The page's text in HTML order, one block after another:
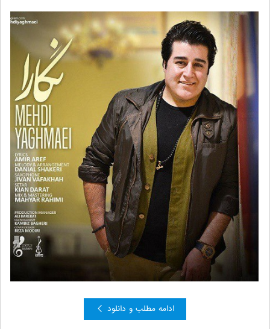
ادامه مطلب و دانلود